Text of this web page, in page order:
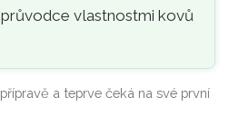
vlastnostmi kovů
a teprve čeká na své první